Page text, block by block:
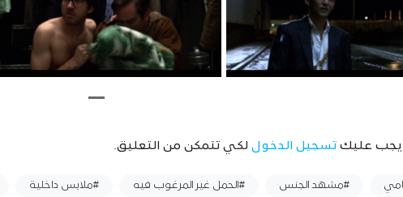
يجب عليك تسجيل الدخول لكي تتمكن من التعليق.
#مشهد الجنس #الحمل غير المرغوب فيه #ملابس داخلية